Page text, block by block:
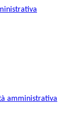
amministrativa